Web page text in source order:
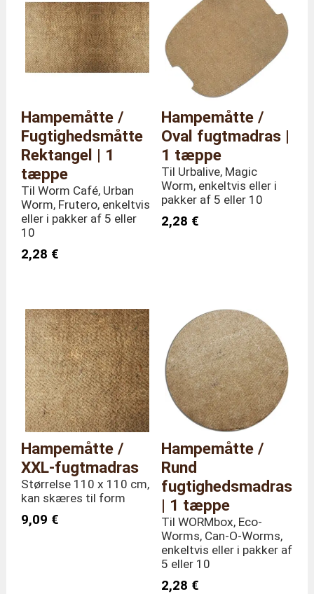
dimensioner
Højde 60 cm
Vægt
13,6 kilo
Hampemåtte /
Fugtighedsmåtte
Rektangel | 1
tæppe
Til Worm Café, Urban
Worm, Frutero, enkeltvis
eller i pakker af 5 eller
10
2,28 €
Hampemåtte /
Oval fugtmadras |
1 tæppe
Til Urbalive, Magic
Worm, enkeltvis eller i
pakker af 5 eller 10
2,28 €
Hampemåtte /
XXL-fugtmadras
Størrelse 110 x 110 cm,
kan skæres til form
9,09 €
Hampemåtte /
Rund
fugtighedsmadras
| 1 tæppe
Til WORMbox, Eco-
Worms, Can-O-Worms,
enkeltvis eller i pakker af
5 eller 10
2,28 €